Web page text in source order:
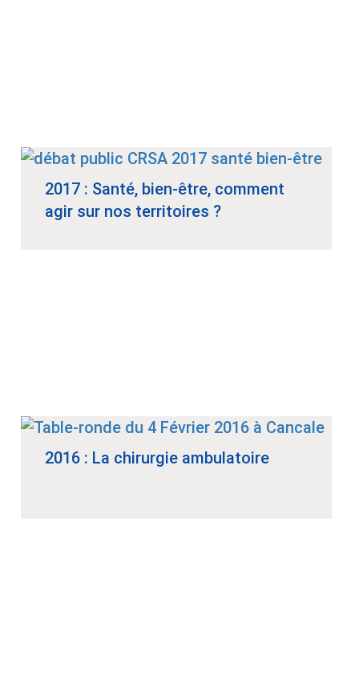
2017 : Santé, bien-être, comment
agir sur nos territoires ?
2016 : La chirurgie ambulatoire